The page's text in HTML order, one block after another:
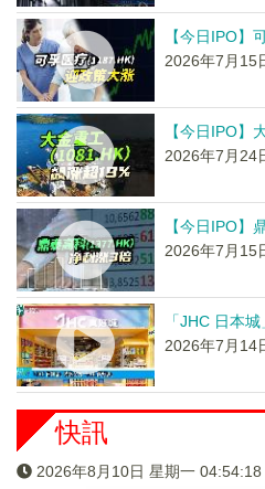
【今日IPO】
2026年7月15
【今日IPO】
2026年7月24
【今日IPO】
2026年7月15
「JHC 日本
2026年7月14
快訊
2026年8月10日 星期一 04:54:18